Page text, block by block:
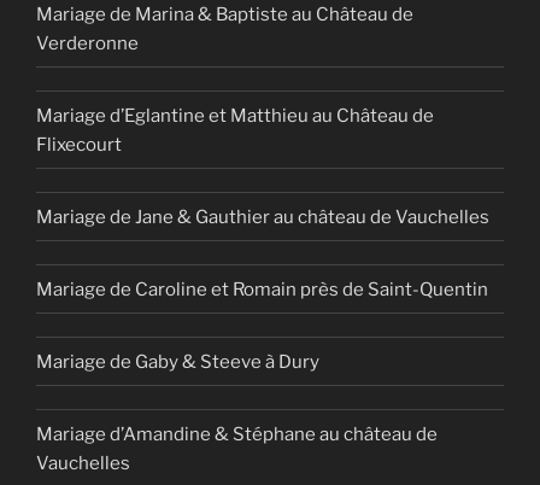
Mariage de Marina & Baptiste au Château de
Verderonne
Mariage d’Eglantine et Matthieu au Château de
Flixecourt
Mariage de Jane & Gauthier au château de Vauchelles
Mariage de Caroline et Romain près de Saint-Quentin
Mariage de Gaby & Steeve à Dury
Mariage d’Amandine & Stéphane au château de
Vauchelles